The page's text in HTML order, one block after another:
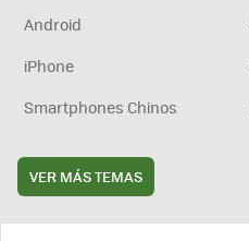
Android
iPhone
Smartphones Chinos
VER MÁS TEMAS